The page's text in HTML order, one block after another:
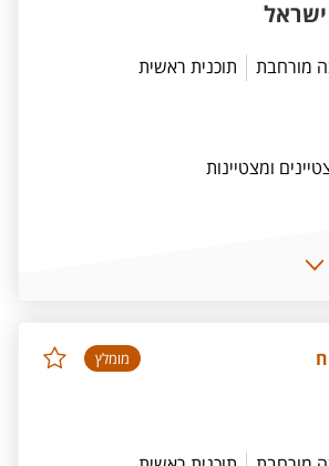
ישראל
מורחבת תוכנית ראשית
ומצטיינות
מומלץ